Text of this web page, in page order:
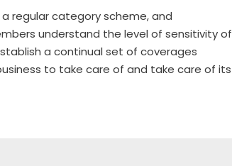
regular category scheme, and
understand the level of sensitivity of
a continual set of coverages
to take care of and take care of its